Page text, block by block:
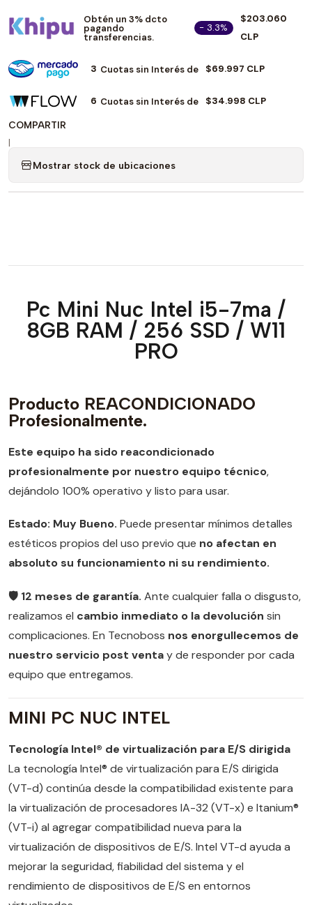
Obtén un 3% dcto
pagando
transferencias.
- 3.3%
$203.060
CLP
3 Cuotas sin Interés de $69.997 CLP
6 Cuotas sin Interés de $34.998 CLP
COMPARTIR
|
Mostrar stock de ubicaciones
Pc Mini Nuc Intel i5-7ma /
8GB RAM / 256 SSD / W11
PRO
Producto REACONDICIONADO
Profesionalmente.
Este equipo ha sido reacondicionado
profesionalmente por nuestro equipo técnico,
dejándolo 100% operativo y listo para usar.
Estado: Muy Bueno. Puede presentar mínimos detalles
estéticos propios del uso previo que no afectan en
absoluto su funcionamiento ni su rendimiento.
🛡️ 12 meses de garantía. Ante cualquier falla o disgusto,
realizamos el cambio inmediato o la devolución sin
complicaciones. En Tecnoboss nos enorgullecemos de
nuestro servicio post ventay de responder por cada
equipo que entregamos.
MINI PC NUC INTEL
Tecnología Intel® de virtualización para E/S dirigida
La tecnología Intel® de virtualización para E/S dirigida
(VT-d) continúa desde la compatibilidad existente para
la virtualización de procesadores IA-32 (VT-x) e Itanium®
(VT-i) al agregar compatibilidad nueva para la
virtualización de dispositivos de E/S. Intel VT-d ayuda a
mejorar la seguridad, fiabilidad del sistema y el
rendimiento de dispositivos de E/S en entornos